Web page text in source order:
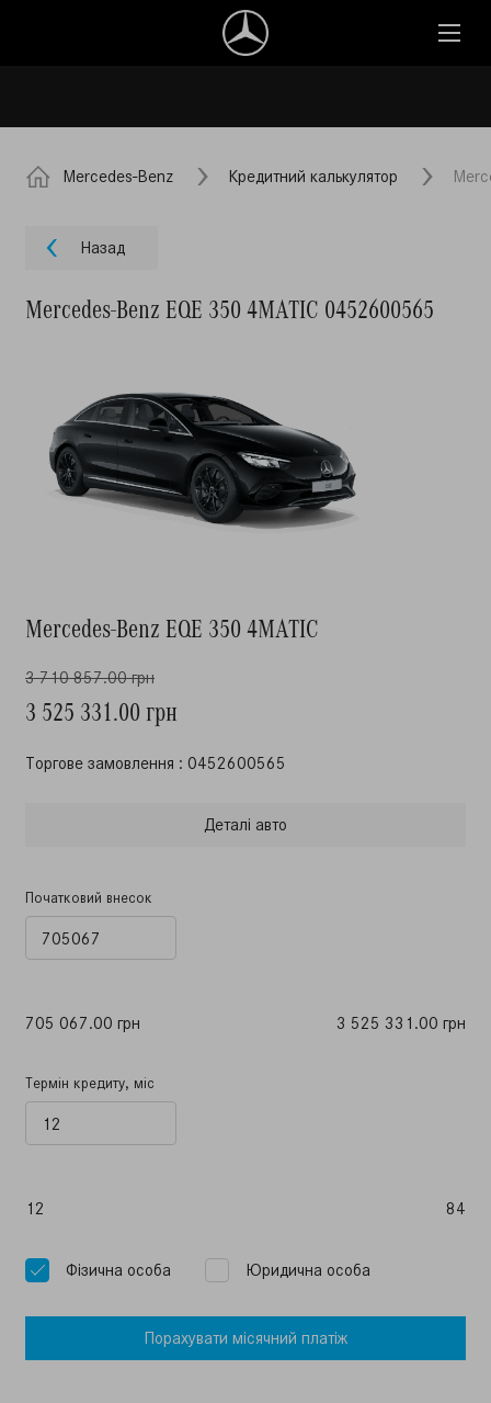
Mercedes-Benz Кредитний калькулятор
Назад
Mercedes-Benz EQE 350 4MATIC 0452600565
Mercedes-Benz EQE 350 4MATIC
3 710 857.00 грн
3 525 331.00 грн
Торгове замовлення : 0452600565
Деталi авто
Початковий внесок
705 067.00 грн 3 525 331.00 грн
Термін кредиту, міс
12 84
Фiзична особа Юридична особа
Порахувати мiсячний платiж